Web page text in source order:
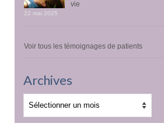
vie
22 mai 2025
Voir tous les témoignages de patients
Archives